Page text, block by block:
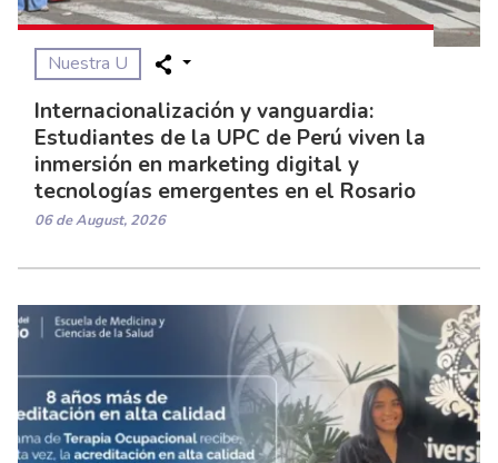
Nuestra U
Internacionalización y vanguardia:
Estudiantes de la UPC de Perú viven la
inmersión en marketing digital y
tecnologías emergentes en el Rosario
06 de August, 2026